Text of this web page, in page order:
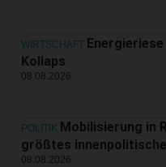
WIRTSCHAFT
Kollaps
08.08.2026
POLITIK Mobilisierung in
größtes
08.08.2026